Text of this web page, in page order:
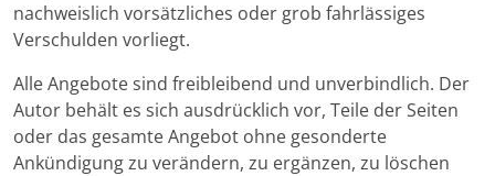
nachweislich vorsätzliches oder grob fahrlässiges
Verschulden vorliegt.
Alle Angebote sind freibleibend und unverbindlich. Der
Autor behält es sich ausdrücklich vor, Teile der Seiten
oder das gesamte Angebot ohne gesonderte
Ankündigung zu verändern, zu ergänzen, zu löschen